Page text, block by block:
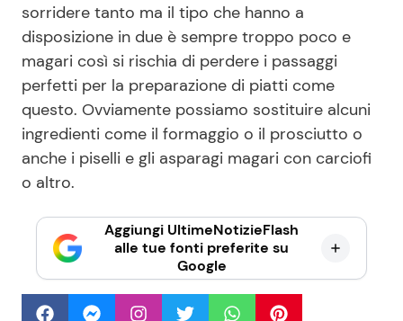
sorridere tanto ma il tipo che hanno a
disposizione in due è sempre troppo poco e
magari così si rischia di perdere i passaggi
perfetti per la preparazione di piatti come
questo. Ovviamente possiamo sostituire alcuni
ingredienti come il formaggio o il prosciutto o
anche i piselli e gli asparagi magari con carciofi
o altro.
Aggiungi UltimeNotizieFlash
alle tue fonti preferite su
Google